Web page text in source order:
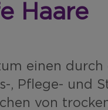
Haare
einen
, Pflege- und
von